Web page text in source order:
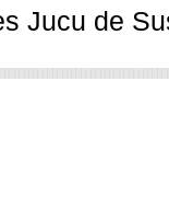
Jucu de